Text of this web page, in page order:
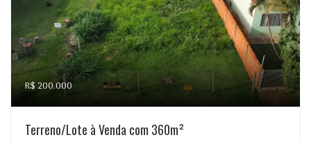
R$ 200.000
Terreno/Lote à Venda com 360m²